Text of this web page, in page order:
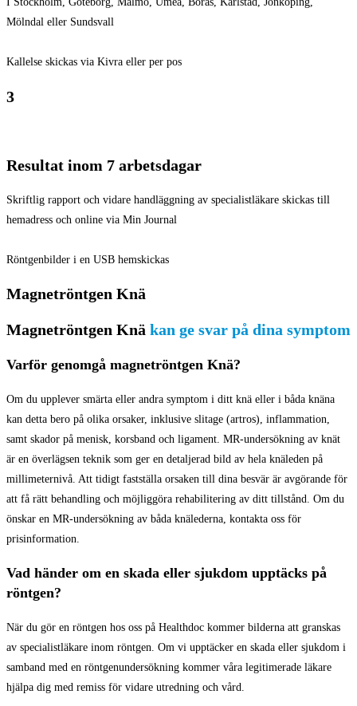
Mölndal eller Sundsvall
Kallelse skickas via Kivra eller per pos
3
Resultat inom 7 arbetsdagar
Skriftlig rapport och vidare handläggning av specialistläkare skickas till
hemadress och online via Min Journal
Röntgenbilder i en USB hemskickas
Magnetröntgen Knä
Magnetröntgen Knä kan ge svar på dina symptom
Varför genomgå magnetröntgen Knä?
Om du upplever smärta eller andra symptom i ditt knä eller i båda knäna
kan detta bero på olika orsaker, inklusive slitage (artros), inflammation,
samt skador på menisk, korsband och ligament. MR-undersökning av knät
är en överlägsen teknik som ger en detaljerad bild av hela knäleden på
millimeternivå. Att tidigt fastställa orsaken till dina besvär är avgörande för
att få rätt behandling och möjliggöra rehabilitering av ditt tillstånd. Om du
önskar en MR-undersökning av båda knälederna, kontakta oss för
prisinformation.
Vad händer om en skada eller sjukdom upptäcks på
röntgen?
När du gör en röntgen hos oss på Healthdoc kommer bilderna att granskas
av specialistläkare inom röntgen. Om vi upptäcker en skada eller sjukdom i
samband med en röntgenundersökning kommer våra legitimerade läkare
hjälpa dig med remiss för vidare utredning och vård.